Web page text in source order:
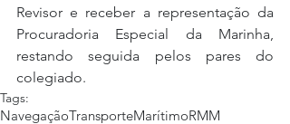
Revisor e receber a representação da
Procuradoria Especial da Marinha,
restando seguida pelos pares do
colegiado.
Tags:
NavegaçãoTransporteMarítimoRMM